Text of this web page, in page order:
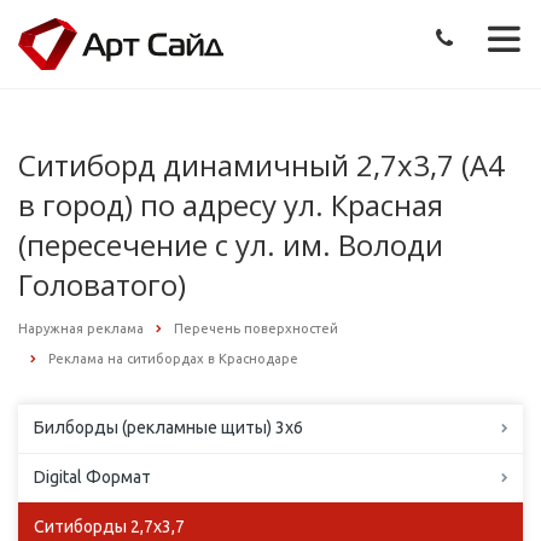
Ситиборд динамичный 2,7х3,7 (А4
в город) по адресу ул. Красная
(пересечение с ул. им. Володи
Головатого)
Наружная реклама Перечень поверхностей
Реклама на ситибордах в Краснодаре
Билборды (рекламные щиты) 3х6
Digital Формат
Ситиборды 2,7х3,7